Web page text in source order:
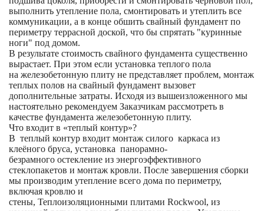
выполнить утепление пола, смонтировать и утеплить все
коммуникации, а в конце обшить свайный фундамент по
периметру террасной доской, что бы спрятать "куринные
ноги" под домом.
В результате стоимость свайного фундамента существенно
вырастает. При этом если установка теплого пола
на железобетонную плиту не представляет проблем, монтаж
теплых полов на свайный фундамент вызовет
дополнительные затраты. Исходя из вышеизложенного мы
настоятельно рекомендуем Заказчикам рассмотреть в
качестве фундамента железобетонную плиту.
Что входит в «теплый контур»?
В теплый контур входит монтаж силого каркаса из
клеёного бруса, установка панорамно-
безрамного остекление из энергоэффективного
стеклопакетов и монтаж кровли. После завершения сборки
мы производим утепление всего дома по периметру,
включая кровлю и
стены, Теплоизоляционными плитами Rockwool, из